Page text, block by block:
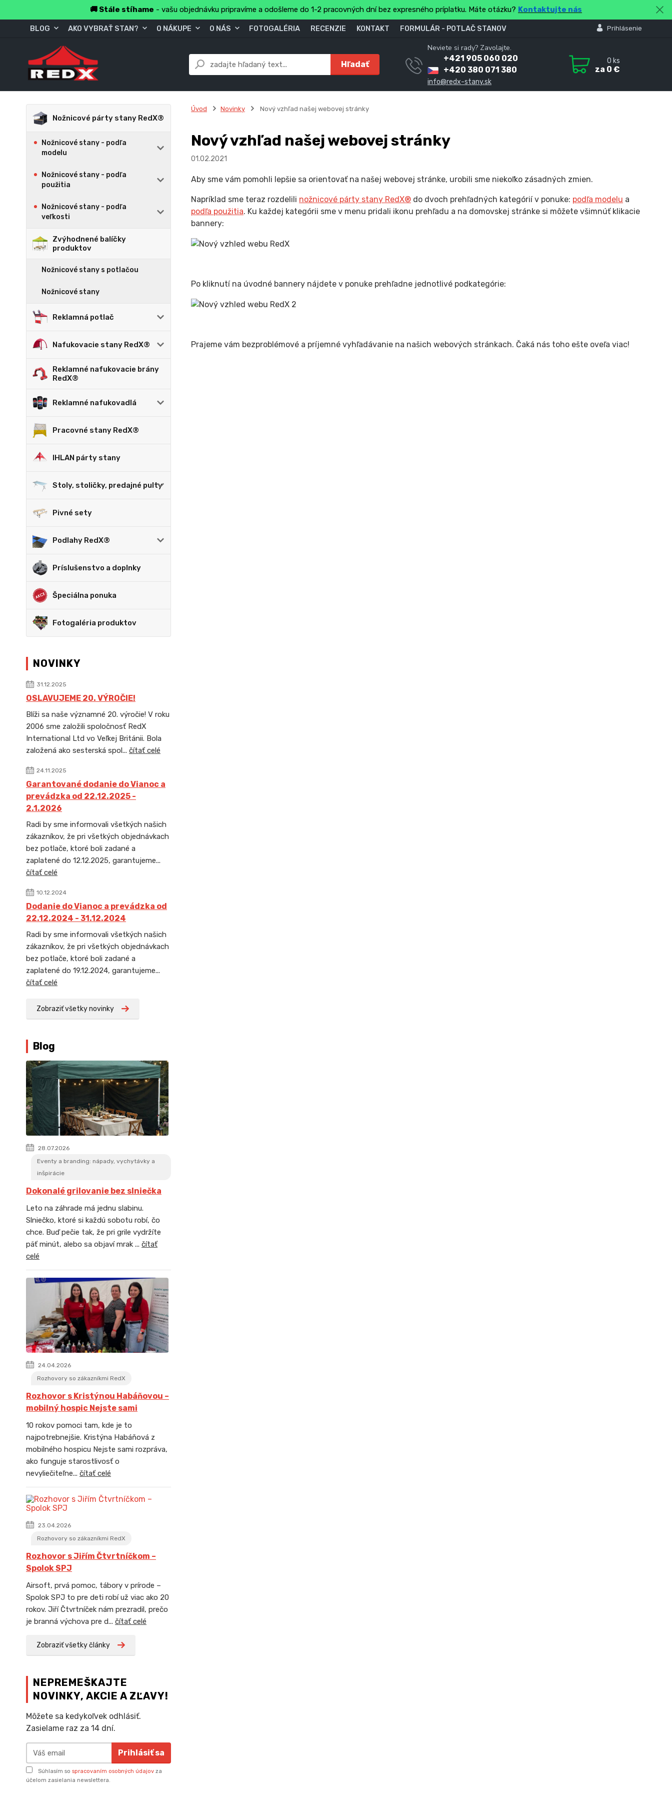
🚚 Stále stíhame - vašu objednávku pripravíme a odošleme do 1-2 pracovných dní bez expresného príplatku. Máte otázku? Kontaktujte nás
BLOG AKO VYBRAŤ STAN? O NÁKUPE O NÁS FOTOGALÉRIA RECENZIE KONTAKT FORMULÁR - POTLAČ STANOV Prihlásenie
Hľadať
Neviete si rady? Zavolajte.
+421 905 060 020
+420 380 071 380
info@redx-stany.sk
0 ks
za 0 €
Nožnicové párty stany RedX®
Nožnicové stany - podľa
modelu
Nožnicové stany - podľa
použitia
Nožnicové stany - podľa
veľkosti
Zvýhodnené balíčky
produktov
Nožnicové stany s potlačou
Nožnicové stany
Reklamná potlač
Nafukovacie stany RedX®
Reklamné nafukovacie brány
RedX®
Reklamné nafukovadlá
Pracovné stany RedX®
IHLAN párty stany
Stoly, stoličky, predajné pulty
Pivné sety
Podlahy RedX®
Príslušenstvo a doplnky
Špeciálna ponuka
Fotogaléria produktov
NOVINKY
31.12.2025
OSLAVUJEME 20. VÝROČIE!
Blíži sa naše významné 20. výročie! V roku
2006 sme založili spoločnosť RedX
International Ltd vo Veľkej Británii. Bola
založená ako sesterská spol... čítať celé
24.11.2025
Garantované dodanie do Vianoc a
prevádzka od 22.12.2025 -
2.1.2026
Radi by sme informovali všetkých našich
zákazníkov, že pri všetkých objednávkach
bez potlače, ktoré boli zadané a
zaplatené do 12.12.2025, garantujeme...
čítať celé
10.12.2024
Dodanie do Vianoc a prevádzka od
22.12.2024 - 31.12.2024
Radi by sme informovali všetkých našich
zákazníkov, že pri všetkých objednávkach
bez potlače, ktoré boli zadané a
zaplatené do 19.12.2024, garantujeme...
čítať celé
Zobraziť všetky novinky
Blog
28.07.2026
Eventy a branding: nápady, vychytávky a
inšpirácie
Dokonalé grilovanie bez slniečka
Leto na záhrade má jednu slabinu.
Slniečko, ktoré si každú sobotu robí, čo
chce. Buď pečie tak, že pri grile vydržíte
päť minút, alebo sa objaví mrak ... čítať
celé
24.04.2026
Rozhovory so zákazníkmi RedX
Rozhovor s Kristýnou Habáňovou –
mobilný hospic Nejste sami
10 rokov pomoci tam, kde je to
najpotrebnejšie. Kristýna Habáňová z
mobilného hospicu Nejste sami rozpráva,
ako funguje starostlivosť o
nevyliečiteľne... čítať celé
23.04.2026
Rozhovory so zákazníkmi RedX
Rozhovor s Jiřím Čtvrtníčkom –
Spolok SPJ
Airsoft, prvá pomoc, tábory v prírode –
Spolok SPJ to pre deti robí už viac ako 20
rokov. Jiří Čtvrtníček nám prezradil, prečo
je branná výchova pre d... čítať celé
Zobraziť všetky články
NEPREMEŠKAJTE
NOVINKY, AKCIE A ZĽAVY!
Môžete sa kedykoľvek odhlásiť.
Zasielame raz za 14 dní.
Prihlásiť sa
Súhlasím so spracovaním osobných údajov za
účelom zasielania newslettera.
Úvod Novinky Nový vzhľad našej webovej stránky
Nový vzhľad našej webovej stránky
01.02.2021
Aby sme vám pomohli lepšie sa orientovať na našej webovej stránke, urobili sme niekoľko zásadných zmien.
Napríklad sme teraz rozdelili nožnicové párty stany RedX®do dvoch prehľadných kategórií v ponuke: podľa modelu a
podľa použitia. Ku každej kategórii sme v menu pridali ikonu prehľadu a na domovskej stránke si môžete všimnúť klikacie
bannery:
Po kliknutí na úvodné bannery nájdete v ponuke prehľadne jednotlivé podkategórie:
Prajeme vám bezproblémové a príjemné vyhľadávanie na našich webových stránkach. Čaká nás toho ešte oveľa viac!